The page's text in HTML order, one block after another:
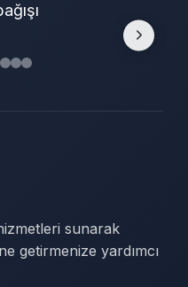
sunarak
getirmenize yardımcı